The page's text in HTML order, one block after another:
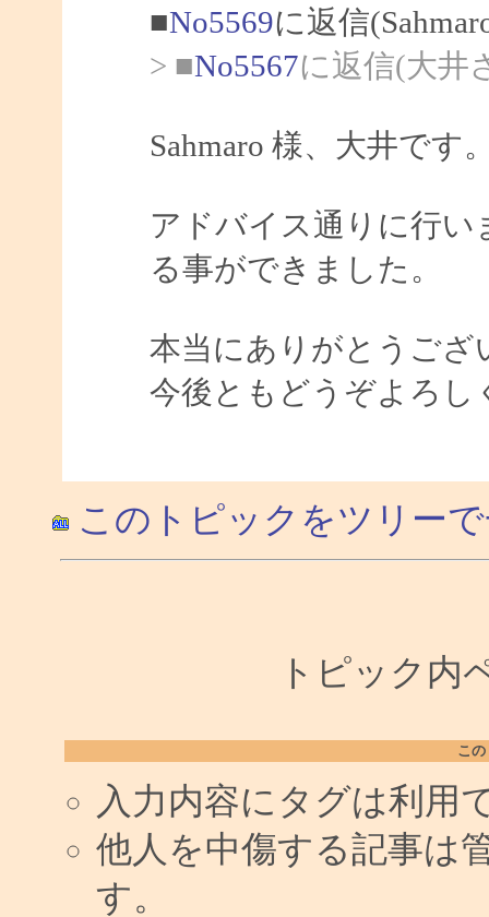
■No5569に返信
> ■No5567に返信(大井
Sahmaro 様、大井です
アドバイス通りに行い
る事ができました。
本当にありがとうござ
今後ともどうぞよろし
このトピックをツリー
トピック内
こ
入力内容にタグは利用
他人を中傷する記事は
す。